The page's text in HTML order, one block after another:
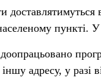
пункті.
адресу, у разі